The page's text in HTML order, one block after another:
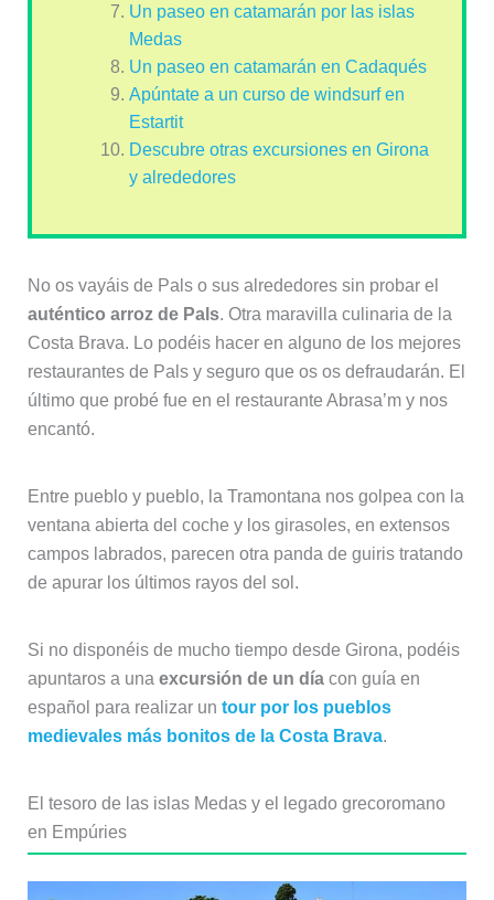
Un paseo en catamarán por las islas
Medas
Un paseo en catamarán en Cadaqués
Apúntate a un curso de windsurf en
Estartit
Descubre otras excursiones en Girona
y alrededores
No os vayáis de Pals o sus alrededores sin probar el
auténtico arroz de Pals. Otra maravilla culinaria de la
Costa Brava. Lo podéis hacer en alguno de los mejores
restaurantes de Pals y seguro que os os defraudarán. El
último que probé fue en el restaurante Abrasa’m y nos
encantó.
Entre pueblo y pueblo, la Tramontana nos golpea con la
ventana abierta del coche y los girasoles, en extensos
campos labrados, parecen otra panda de guiris tratando
de apurar los últimos rayos del sol.
Si no disponéis de mucho tiempo desde Girona, podéis
apuntaros a una excursión de un díacon guía en
español para realizar un tour por los pueblos
medievales más bonitos de la Costa Brava.
El tesoro de las islas Medas y el legado grecoromano
en Empúries